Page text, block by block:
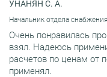
УНАНЯН С. А.
Начальник отдела
Очень понравилась
взял. Надеюсь
расчетов по ценам от
применял.